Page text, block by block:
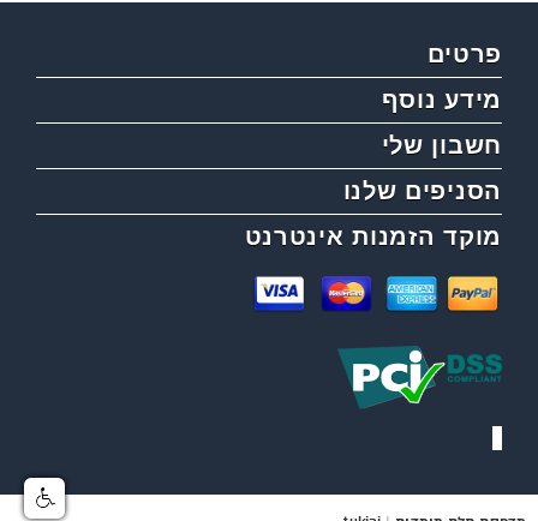
פרטים
מידע נוסף
חשבון שלי
הסניפים שלנו
מוקד הזמנות אינטרנט